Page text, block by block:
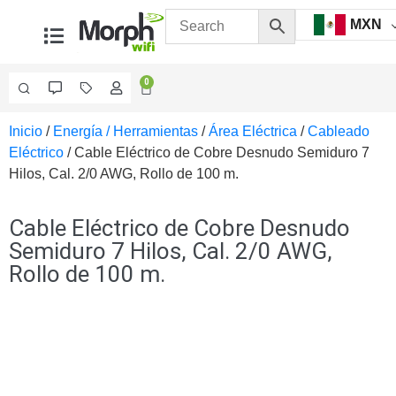
MXN
0
Videovigilancia
Accesorios
Generales
Ethernet y
FibraAccesorios
para
Computadora
Inicio / Energía / Herramientas /Área Eléctrica /Cableado
Eléctrico / Cable Eléctrico de Cobre Desnudo Semiduro 7
Hilos, Cal. 2/0 AWG, Rollo de 100 m.
Cable Eléctrico de Cobre Desnudo
Semiduro 7 Hilos, Cal. 2/0 AWG,
Rollo de 100 m.